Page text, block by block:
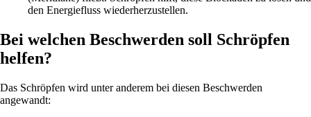
den Energiefluss wiederherzustellen.
Bei welchen Beschwerden soll Schröpfen
helfen?
Das Schröpfen wird unter anderem bei diesen Beschwerden
angewandt: